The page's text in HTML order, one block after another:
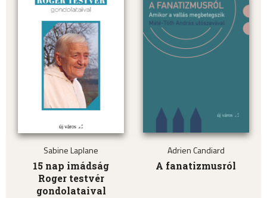
Sabine Laplane
15 nap imádság
Roger testvér
gondolataival
Adrien Candiard
A fanatizmusról